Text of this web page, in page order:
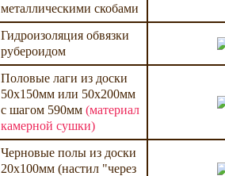
металлическими скобами
Гидроизоляция обвязки
рубероидом
Половые лаги из доски
50х150мм или 50х200мм
с шагом 590мм (материал
камерной сушки)
Черновые полы из доски
20х100мм (настил "через